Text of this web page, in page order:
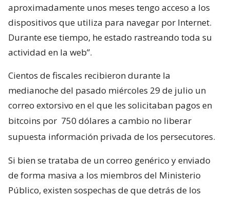
aproximadamente unos meses tengo acceso a los
dispositivos que utiliza para navegar por Internet.
Durante ese tiempo, he estado rastreando toda su
actividad en la web”.
Cientos de fiscales recibieron durante la
medianoche del pasado miércoles 29 de julio un
correo extorsivo en el que les solicitaban pagos en
bitcoins por 750 dólares a cambio no liberar
supuesta información privada de los persecutores.
Si bien se trataba de un correo genérico y enviado
de forma masiva a los miembros del Ministerio
Público, existen sospechas de que detrás de los